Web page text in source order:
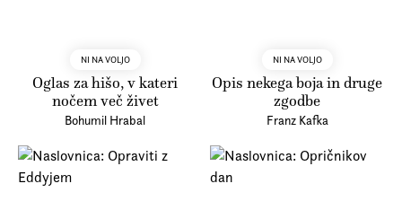
NI NA VOLJO
Oglas za hišo, v kateri
nočem več živet
Bohumil Hrabal
NI NA VOLJO
Opis nekega boja in druge
zgodbe
Franz Kafka